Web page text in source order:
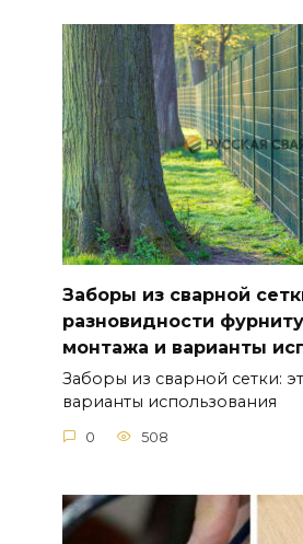
Заборы из сварной
разновидности
монтажа и варианты
Заборы из сварной сетки:
варианты использования
0 508